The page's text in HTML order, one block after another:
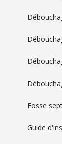
Fosse
Guide